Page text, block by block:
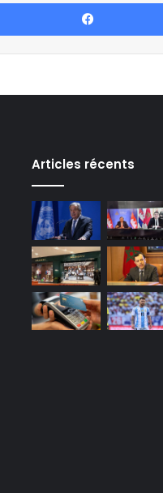
Articles récents